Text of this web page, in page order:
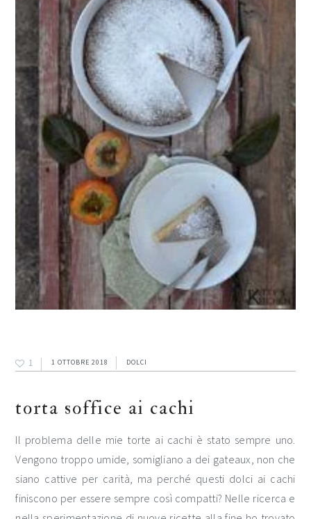
1 1 OTTOBRE 2018 DOLCI
torta soffice ai cachi
Il problema delle mie torte ai cachi è stato sempre uno.
Vengono troppo umide, somigliano a dei gateaux, non che
siano cattive per carità, ma perché questi dolci ai cachi
finiscono per essere sempre così compatti? Nelle ricerca e